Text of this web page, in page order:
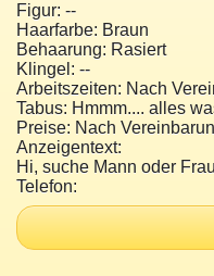
Figur: --
Haarfarbe: Braun
Behaarung: Rasiert
Klingel: --
Arbeitszeiten: Nach
Tabus: Hmmm.... alles
Preise: Nach
Anzeigentext:
Hi, suche Mann oder
Telefon: